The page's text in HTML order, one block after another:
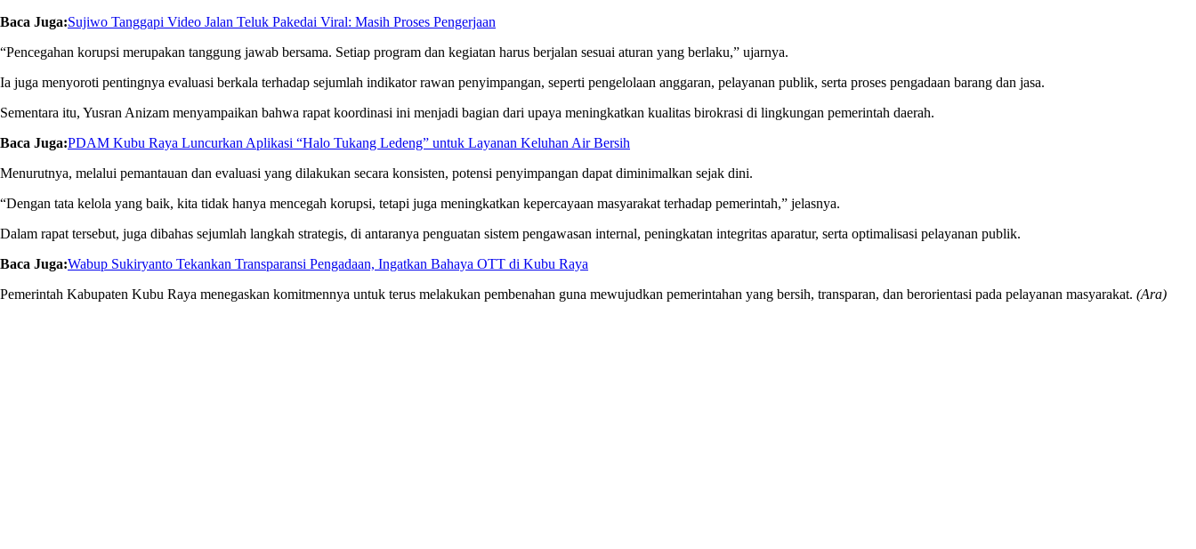
Baca Juga:Sujiwo Tanggapi Video Jalan Teluk Pakedai Viral: Masih Proses Pengerjaan
“Pencegahan korupsi merupakan tanggung jawab bersama. Setiap program dan kegiatan harus berjalan sesuai aturan yang berlaku,” ujarnya.
Ia juga menyoroti pentingnya evaluasi berkala terhadap sejumlah indikator rawan penyimpangan, seperti pengelolaan anggaran, pelayanan publik, serta proses pengadaan barang dan jasa.
Sementara itu, Yusran Anizam menyampaikan bahwa rapat koordinasi ini menjadi bagian dari upaya meningkatkan kualitas birokrasi di lingkungan pemerintah daerah.
Baca Juga:PDAM Kubu Raya Luncurkan Aplikasi “Halo Tukang Ledeng” untuk Layanan Keluhan Air Bersih
Menurutnya, melalui pemantauan dan evaluasi yang dilakukan secara konsisten, potensi penyimpangan dapat diminimalkan sejak dini.
“Dengan tata kelola yang baik, kita tidak hanya mencegah korupsi, tetapi juga meningkatkan kepercayaan masyarakat terhadap pemerintah,” jelasnya.
Dalam rapat tersebut, juga dibahas sejumlah langkah strategis, di antaranya penguatan sistem pengawasan internal, peningkatan integritas aparatur, serta optimalisasi pelayanan publik.
Baca Juga:Wabup Sukiryanto Tekankan Transparansi Pengadaan, Ingatkan Bahaya OTT di Kubu Raya
Pemerintah Kabupaten Kubu Raya menegaskan komitmennya untuk terus melakukan pembenahan guna mewujudkan pemerintahan yang bersih, transparan, dan berorientasi pada pelayanan masyarakat. (Ara)